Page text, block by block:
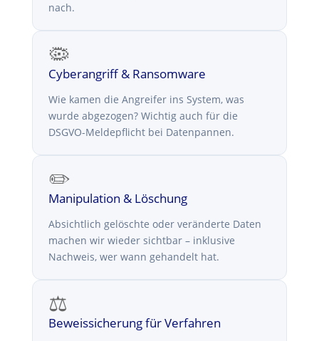
nach.
🦠
Cyberangriff & Ransomware
Wie kamen die Angreifer ins System, was
wurde abgezogen? Wichtig auch für die
DSGVO-Meldepflicht bei Datenpannen.
✏️
Manipulation & Löschung
Absichtlich gelöschte oder veränderte Daten
machen wir wieder sichtbar – inklusive
Nachweis, wer wann gehandelt hat.
⚖️
Beweissicherung für Verfahren